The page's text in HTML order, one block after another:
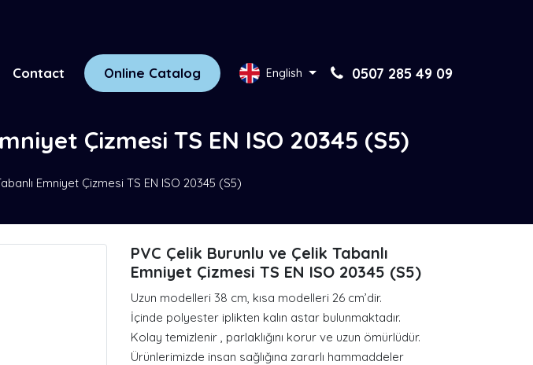
Contact Online Catalog English 0507 285 49 09
Çizmesi TS EN ISO 20345 (S5)
Emniyet Çizmesi TS EN ISO 20345 (S5)
PVC Çelik Burunlu ve Çelik Tabanlı
Emniyet Çizmesi TS EN ISO 20345 (S5)
Uzun modelleri 38 cm, kısa modelleri 26 cm’dir.
İçinde polyester iplikten kalın astar bulunmaktadır.
Kolay temizlenir , parlaklığını korur ve uzun ömürlüdür.
Ürünlerimizde insan sağlığına zararlı hammaddeler